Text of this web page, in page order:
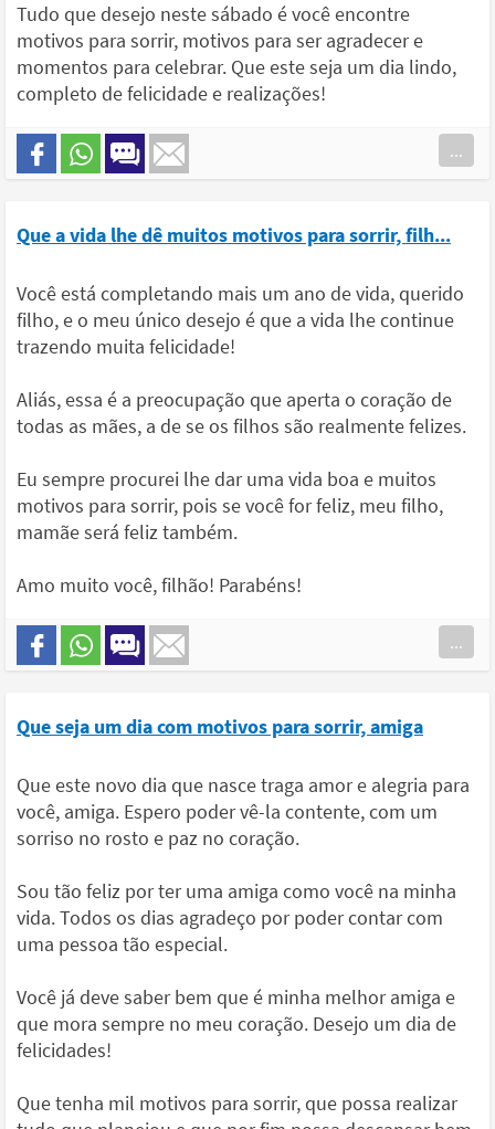
Tudo que desejo neste sábado é você encontre
motivos para sorrir, motivos para ser agradecer e
momentos para celebrar. Que este seja um dia lindo,
completo de felicidade e realizações!
...
Que a vida lhe dê muitos motivos para sorrir, filh...
Você está completando mais um ano de vida, querido
filho, e o meu único desejo é que a vida lhe continue
trazendo muita felicidade!
Aliás, essa é a preocupação que aperta o coração de
todas as mães, a de se os filhos são realmente felizes.
Eu sempre procurei lhe dar uma vida boa e muitos
motivos para sorrir, pois se você for feliz, meu filho,
mamãe será feliz também.
Amo muito você, filhão! Parabéns!
...
Que seja um dia com motivos para sorrir, amiga
Que este novo dia que nasce traga amor e alegria para
você, amiga. Espero poder vê-la contente, com um
sorriso no rosto e paz no coração.
Sou tão feliz por ter uma amiga como você na minha
vida. Todos os dias agradeço por poder contar com
uma pessoa tão especial.
Você já deve saber bem que é minha melhor amiga e
que mora sempre no meu coração. Desejo um dia de
felicidades!
Que tenha mil motivos para sorrir, que possa realizar